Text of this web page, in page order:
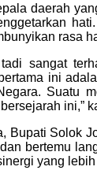
daerah
rasa
tadi sangat
ini
Suatu
ini,”
Bupati Solok
bertemu
yang